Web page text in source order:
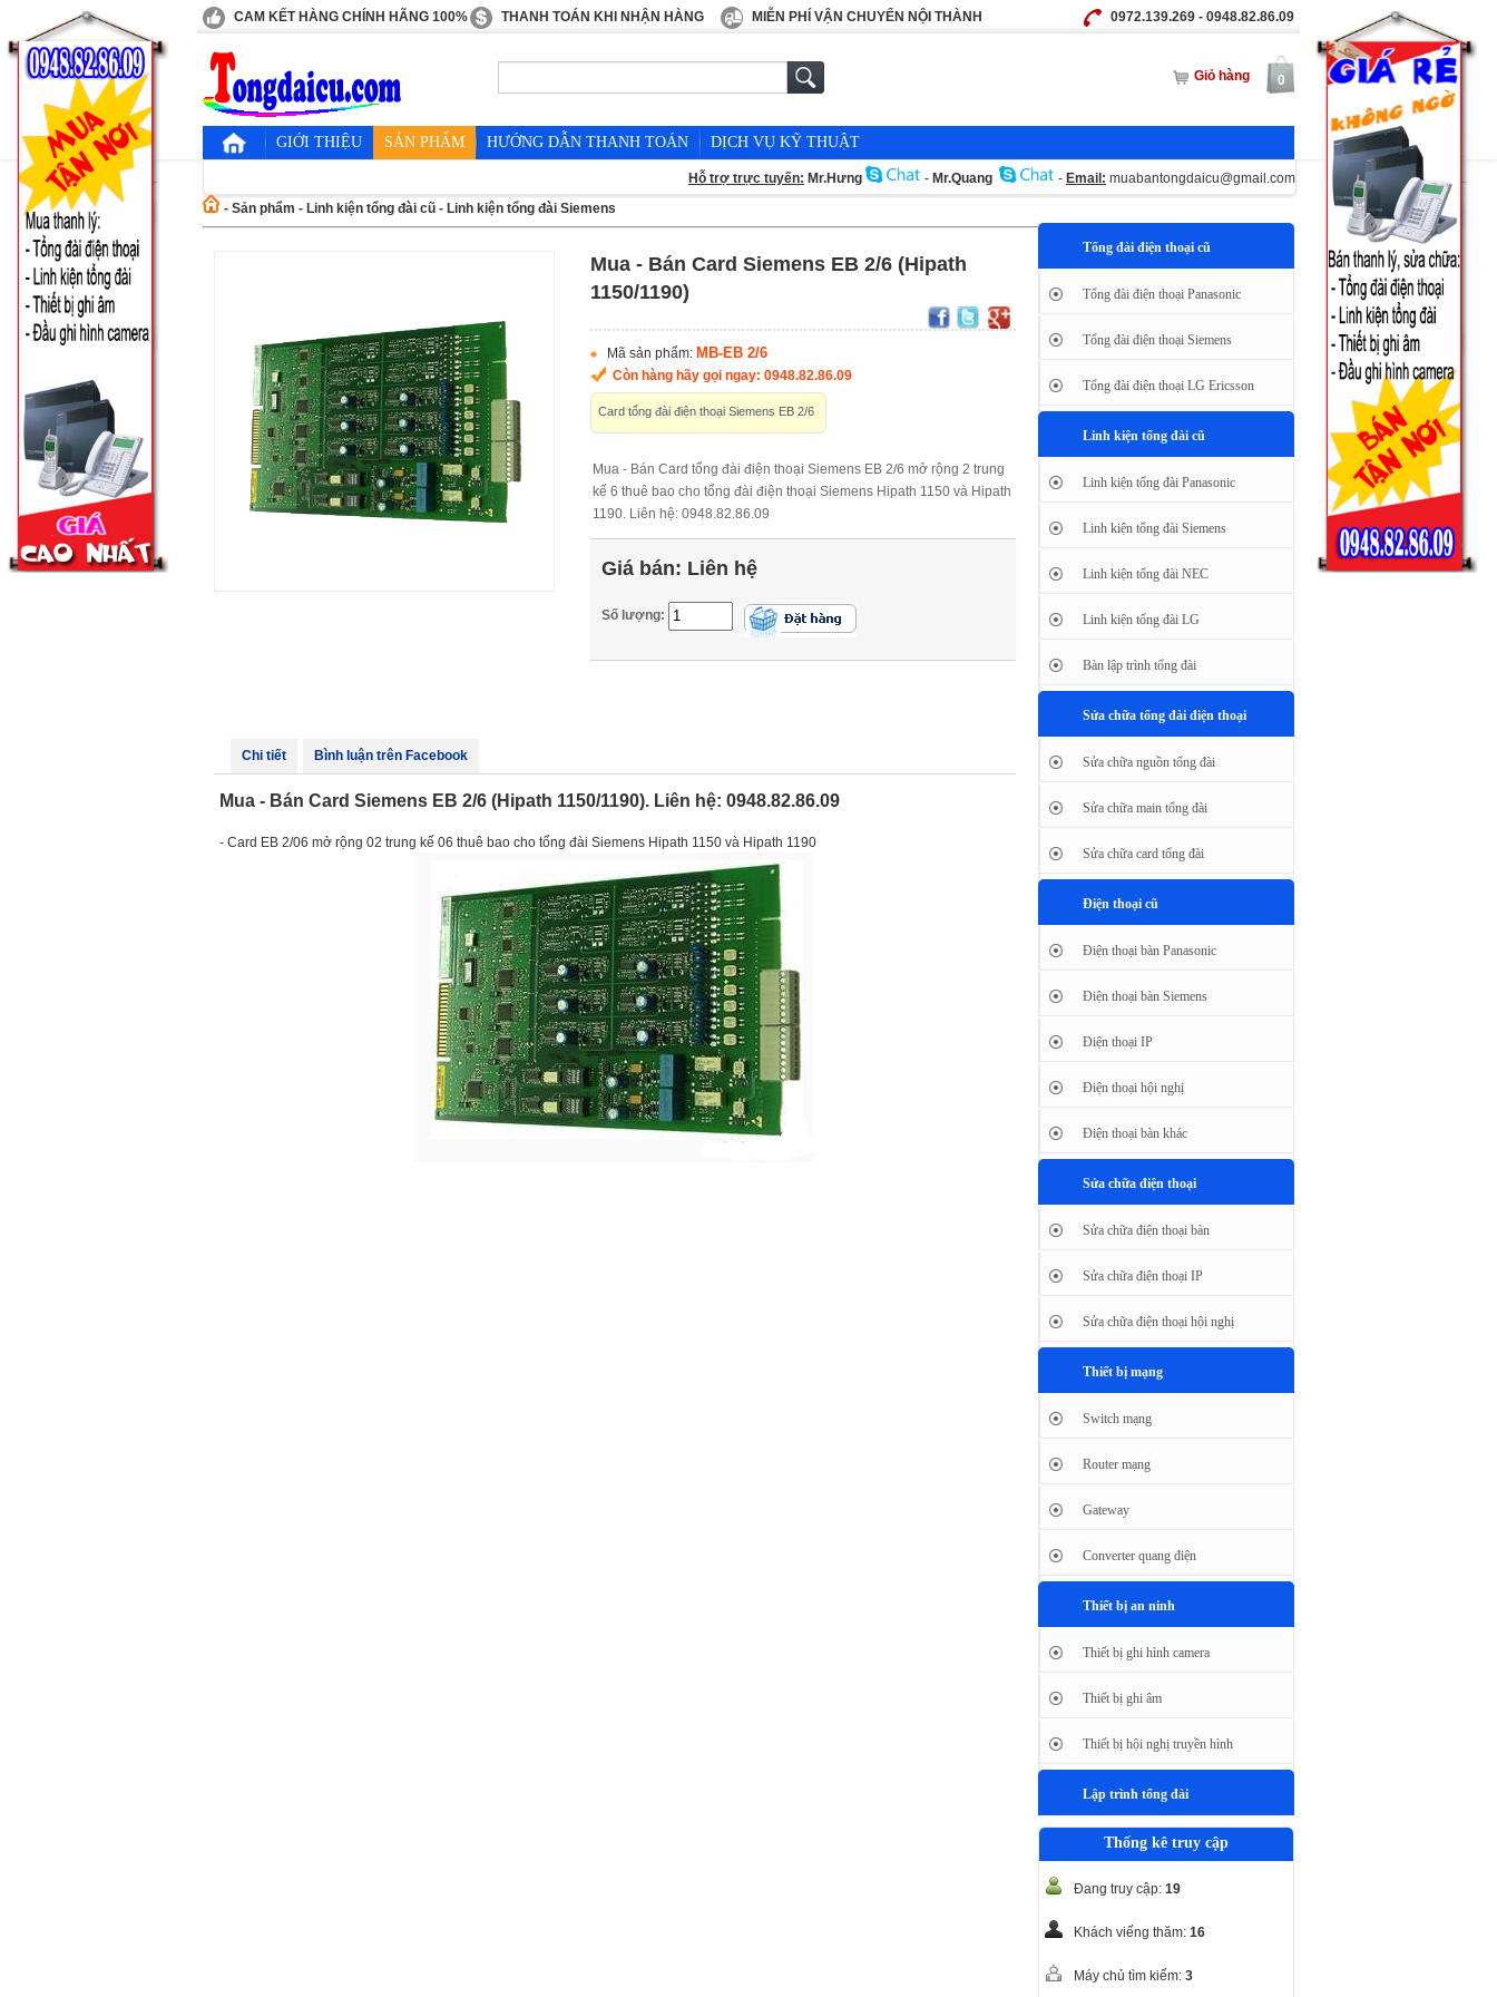
CAM KẾT HÀNG CHÍNH HÃNG 100% THANH TOÁN KHI NHẬN HÀNG MIỄN PHÍ VẬN CHUYỂN NỘI THÀNH 0972.139.269 - 0948.82.86.09
Giỏ hàng 0
GIỚI THIỆU SẢN PHẨM HƯỚNG DẪN THANH TOÁN DỊCH VỤ KỸ THUẬT
Hỗ trợ trực tuyến: Mr.Hưng - Mr.Quang - Email: muabantongdaicu@gmail.com
- Sản phẩm - Linh kiện tổng đài cũ - Linh kiện tổng đài Siemens
Mua - Bán Card Siemens EB 2/6 (Hipath
1150/1190)
Mã sản phẩm: MB-EB 2/6
Còn hàng hãy gọi ngay: 0948.82.86.09
Card tổng đài điện thoại Siemens EB 2/6
Mua - Bán Card tổng đài điện thoại Siemens EB 2/6 mở rộng 2 trung
kế 6 thuê bao cho tổng đài điện thoại Siemens Hipath 1150 và Hipath
1190. Liên hệ: 0948.82.86.09
Giá bán: Liên hệ
Số lượng:
Chi tiết Bình luận trên Facebook
Mua - Bán Card Siemens EB 2/6 (Hipath 1150/1190). Liên hệ: 0948.82.86.09
- Card EB 2/06 mở rộng 02 trung kế 06 thuê bao cho tổng đài Siemens Hipath 1150 và Hipath 1190
Tổng đài điện thoại cũ
Tổng đài điện thoại Panasonic
Tổng đài điện thoại Siemens
Tổng đài điện thoại LG Ericsson
Linh kiện tổng đài cũ
Linh kiện tổng đài Panasonic
Linh kiện tổng đài Siemens
Linh kiện tổng đài NEC
Linh kiện tổng đài LG
Bàn lập trình tổng đài
Sửa chữa tổng đài điện thoại
Sửa chữa nguồn tổng đài
Sửa chữa main tổng đài
Sửa chữa card tổng đài
Điện thoại cũ
Điện thoại bàn Panasonic
Điện thoại bàn Siemens
Điện thoại IP
Điện thoại hội nghị
Điện thoại bàn khác
Sửa chữa điện thoại
Sửa chữa điện thoại bàn
Sửa chữa điện thoại IP
Sửa chữa điện thoại hội nghị
Thiết bị mạng
Switch mạng
Router mạng
Gateway
Converter quang điện
Thiết bị an ninh
Thiết bị ghi hình camera
Thiết bị ghi âm
Thiết bị hội nghị truyền hình
Lập trình tổng đài
Thống kê truy cập
Đang truy cập: 19
Khách viếng thăm: 16
Máy chủ tìm kiếm: 3